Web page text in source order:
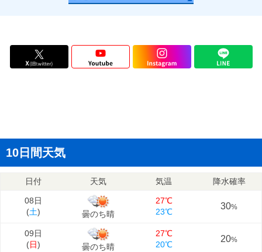
10日間天気
日付 天気 気温 降水確率
08日
(土) 曇のち晴
27℃
23℃
30%
09日
(日) 曇のち晴
27℃
20℃
20%